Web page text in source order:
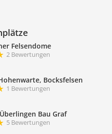
Felsendome
2 Bewertungen
Bocksfelsen
1 Bewertungen
Bau Graf
5 Bewertungen